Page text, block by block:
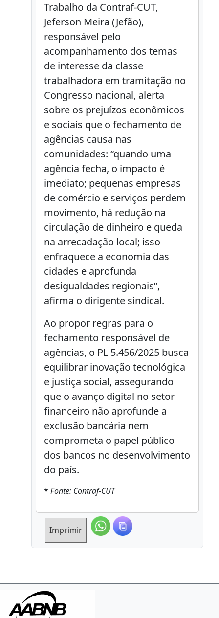
Trabalho da Contraf-CUT,
Jeferson Meira (Jefão),
responsável pelo
acompanhamento dos temas
de interesse da classe
trabalhadora em tramitação no
Congresso nacional, alerta
sobre os prejuízos econômicos
e sociais que o fechamento de
agências causa nas
comunidades: “quando uma
agência fecha, o impacto é
imediato; pequenas empresas
de comércio e serviços perdem
movimento, há redução na
circulação de dinheiro e queda
na arrecadação local; isso
enfraquece a economia das
cidades e aprofunda
desigualdades regionais”,
afirma o dirigente sindical.
Ao propor regras para o
fechamento responsável de
agências, o PL 5.456/2025 busca
equilibrar inovação tecnológica
e justiça social, assegurando
que o avanço digital no setor
financeiro não aprofunde a
exclusão bancária nem
comprometa o papel público
dos bancos no desenvolvimento
do país.
* Fonte: Contraf-CUT
Imprimir